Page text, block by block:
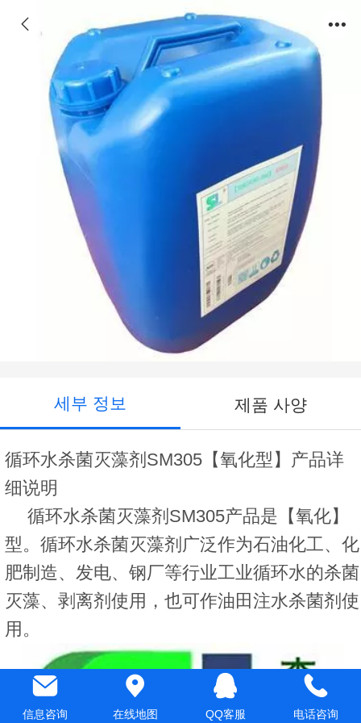
昌吉杀菌剂品牌,昌吉循环水杀菌灭藻剂
세부 정보 제품 사양
循环水杀菌灭藻剂SM305【氧化型】产品详
细说明
循环水杀菌灭藻剂SM305产品是【氧化】
型。循环水杀菌灭藻剂广泛作为石油化工、化
肥制造、发电、钢厂等行业工业循环水的杀菌
灭藻、剥离剂使用，也可作油田注水杀菌剂使
用。
信息咨询 在线地图 QQ客服 电话咨询